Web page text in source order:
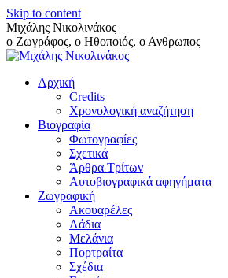
Skip to content
Μιχάλης Νικολινάκος
ο Ζωγράφος, ο Ηθοποιός, ο Ανθρωπος
Αρχική
Credits
Χρονολογική αναζήτηση
Βιογραφία
Φωτογραφίες
Σχετικά
Άρθρα Τρίτων
Αυτοβιογραφικά αφηγήματα
Ζωγραφική
Ακουαρέλες
Λάδια
Μελάνια
Πορτραίτα
Σχέδια